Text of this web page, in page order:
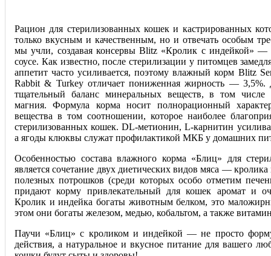
Рацион для стерилизованных кошек и кастрированных
только вкусным и качественным, но и отвечать особым
мы учли, создавая консервы Blitz «Кролик с индейкой»
соусе. Как известно, после стерилизации у питомцев
аппетит часто усиливается, поэтому влажный корм Blitz
Rabbit & Turkey отличает пониженная жирность —
тщательный баланс минеральных веществ, в том числе
магния. Формула корма носит полнорационный
вещества в том соотношении, которое наиболее
стерилизованных кошек. DL-метионин, L-карнитин
а ягоды клюквы служат профилактикой МКБ у домашних
Особенностью состава влажного корма «Блиц» для
является сочетание двух диетических видов мяса —
полезных потрошков (среди которых особо отметим
придают корму привлекательный для кошек аромат и
Кролик и индейка богаты животным белком, это
этом они богаты железом, медью, кобальтом, а также
Паучи «Блиц» с кроликом и индейкой — не просто
действия, а натуральное и вкусное питание для вашего